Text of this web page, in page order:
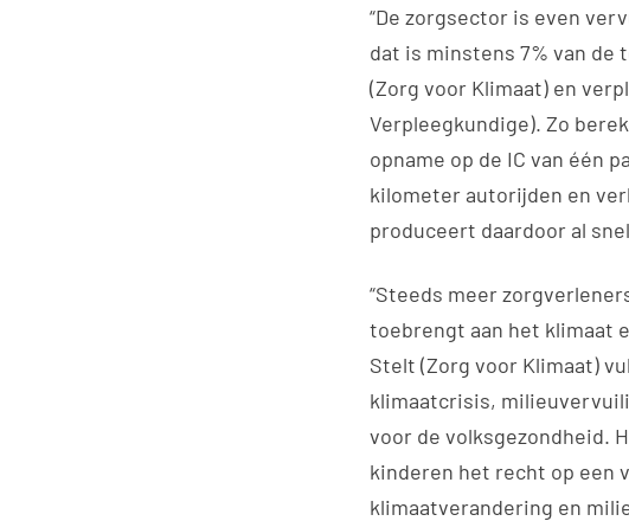
“De zorgsector is even
dat is minstens 7% van de
(Zorg voor Klimaat) en
Verpleegkundige). Zo
opname op de IC van één
kilometer autorijden en
produceert daardoor al snel
“Steeds meer
toebrengt aan het klimaat
Stelt (Zorg voor Klimaat)
klimaatcrisis,
voor de volksgezondheid.
kinderen het recht op een
klimaatverandering en